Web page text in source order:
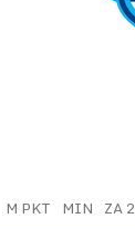
M PKT MIN ZA 2